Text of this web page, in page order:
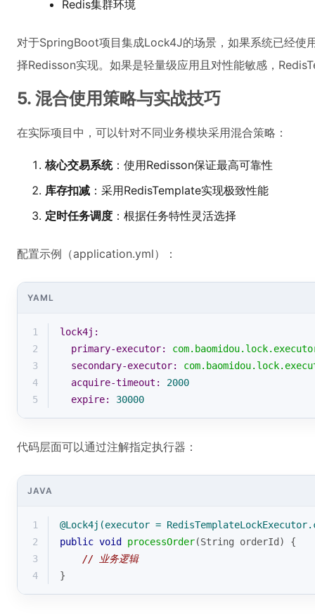
Redis集群环境
对于SpringBoot项目集成Lock4J的场景，如果系统已经使
择Redisson实现。如果是轻量级应用且对性能敏感，
5. 混合使用策略与实战技巧
在实际项目中，可以针对不同业务模块采用混合策略：
核心交易系统：使用Redisson保证最高可靠性
库存扣减 ：采用RedisTemplate实现极致性能
定时任务调度 ：根据任务特性灵活选择
配置示例（application.yml）：
YAML
1
lock4j:
2
primary-executor:
3
secondary-executor:
4
acquire-timeout:
2000
5
expire: 30000
代码层面可以通过注解指定执行器：
JAVA
1
@Lock4j(executor =
2
public void processOrder(String orderId)
{
3
// 业务逻辑
4
}